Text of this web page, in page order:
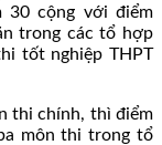
30 cộng với điểm
trong các tổ hợp
tốt nghiệp THPT
thi chính, thì điểm
môn thi trong tổ